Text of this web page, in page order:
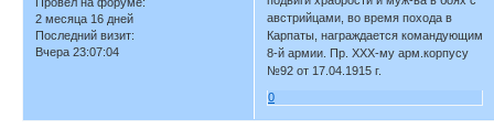
2 месяца 16 дней
Последний визит:
Вчера 23:07:04
австрийцами, во время похода в
Карпаты, награждается командующим
8-й армии. Пр. ХХХ-му арм.корпусу
№92 от 17.04.1915 г.
0